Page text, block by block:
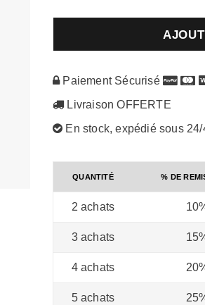
Paiement Sécurisé
Livraison OFFERTE
En stock, expédié sous 24/
QUANTITÉ % DE
2 achats
3 achats
4 achats
5 achats